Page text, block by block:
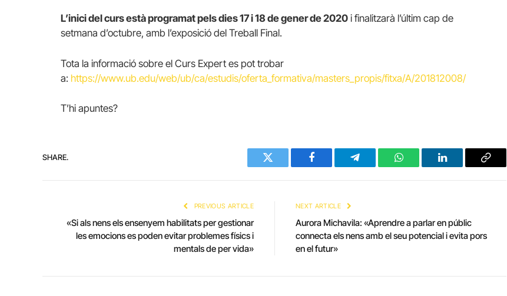
L’inici del curs està programat pels dies 17 i 18 de gener de 2020 i finalitzarà l’últim cap de
setmana d’octubre, amb l’exposició del Treball Final.
Tota la informació sobre el Curs Expert es pot trobar
a: https://www.ub.edu/web/ub/ca/estudis/oferta_formativa/masters_propis/fitxa/A/201812008/
T’hi apuntes?
SHARE.
Twitter Facebook Telegram WhatsAppLinkedIn Copy
PREVIOUS ARTICLE
«Si als nens els ensenyem habilitats per gestionar
les emocions es poden evitar problemes físics i
mentals de per vida»
NEXT ARTICLE
Aurora Michavila: «Aprendre a parlar en públic
connecta els nens amb el seu potencial i evita pors
en el futur»